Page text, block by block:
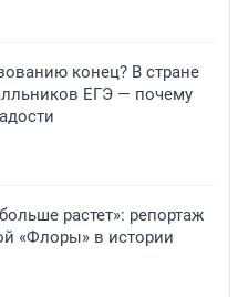
конец? В стране
ЕГЭ — почему
растет»: репортаж
«Флоры» в истории